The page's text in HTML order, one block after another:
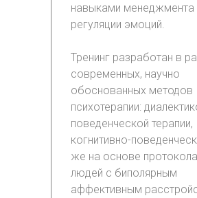
навыками менеджмента
регуляции эмоций.
Тренинг разработан в
современных, научно
обоснованных методов
психотерапии:
поведенческой терапии,
когнитивно-
же на основе
людей с биполярным
аффективным